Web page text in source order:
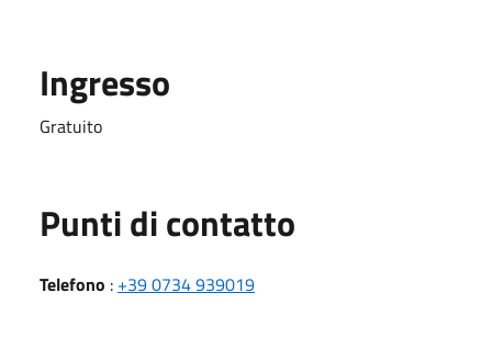
Ingresso
Gratuito
Punti di contatto
Telefono : +39 0734 939019